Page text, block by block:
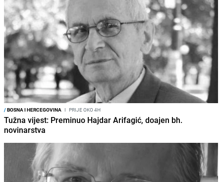
/BOSNA I HERCEGOVINA I PRIJE OKO 4H
Tužna vijest: Preminuo Hajdar Arifagić, doajen bh.
novinarstva